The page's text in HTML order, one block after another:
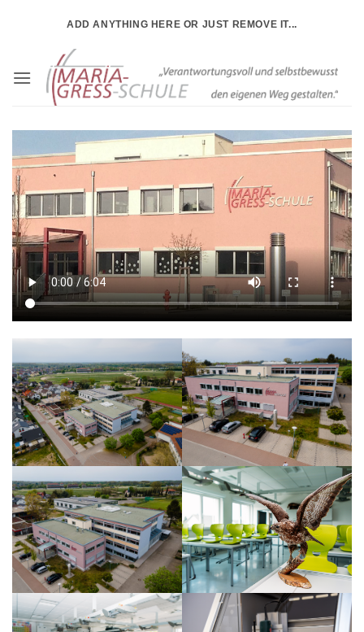
ADD ANYTHING HERE OR JUST REMOVE IT...